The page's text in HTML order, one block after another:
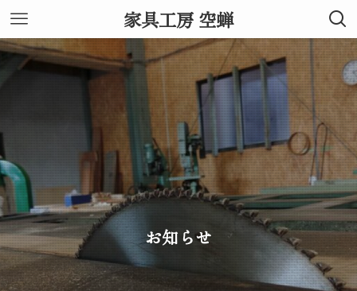
家具工房 空蝉
お知らせ